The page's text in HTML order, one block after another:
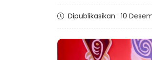
Dipublikasikan : 10